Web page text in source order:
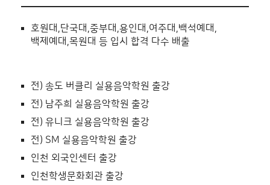
호원대,단국대,중부대,용인대,여주대,백석예대,
백제예대,목원대 등 입시 합격 다수 배출
전) 송도 버클리 실용음악학원 출강
전) 남주희 실용음악학원 출강
전) 유니크 실용음악학원 출강
전) SM 실용음악학원 출강
인천 외국인센터 출강
인천학생문화회관 출강